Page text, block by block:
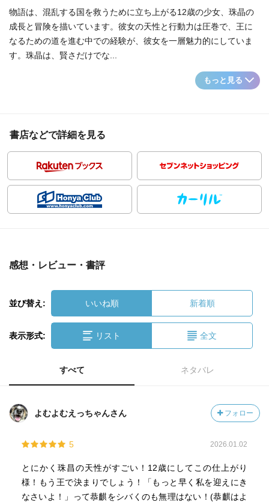
物語は、混乱する国を救うために立ち上がる12歳の少女、珠晶の
成長と冒険を描いています。彼女の天性と行動力は圧巻で、王に
なるための道を進む中での経験が、彼女を一層魅力的にしていま
す。珠晶は、賢さだけでな...
もっと見る
書店などで詳細を見る
感想・レビュー・書評
並び替え: いいね順 新着順
表示形式: リスト 全文
すべて ネタバレ
よむよむえっちゃんさん フォロー
5 2026.01.02
とにかく珠昌の天性がすごい！12歳にしてこの仕上がり
様！もう王で決まりでしょう！「もっと早く私を迎えにき
なさいよ！」って恭麒をシバくのも無理はない！(恭麒はよ